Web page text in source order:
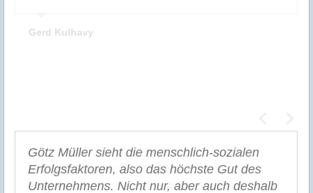
Transparenz zu schaffen und die
Verbesserungspotenziale zu identifizieren und